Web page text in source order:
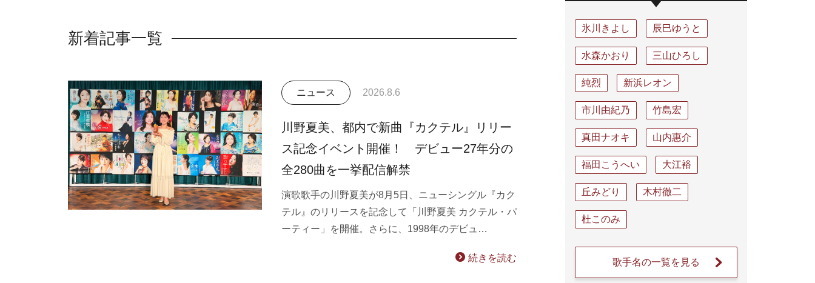
新着記事一覧
ニュース 2026.8.6
川野夏美、都内で新曲『カクテル』リリー
ス記念イベント開催！ デビュー27年分の
全280曲を一挙配信解禁
演歌歌手の川野夏美が8月5日、ニューシングル『カク
テル』のリリースを記念して「川野夏美 カクテル・パ
ーティー」を開催。さらに、1998年のデビュ…
続きを読む
氷川きよし 辰巳ゆうと
水森かおり 三山ひろし
純烈 新浜レオン
市川由紀乃 竹島宏
真田ナオキ 山内惠介
福田こうへい 大江裕
丘みどり 木村徹二
杜このみ
歌手名の一覧を見る